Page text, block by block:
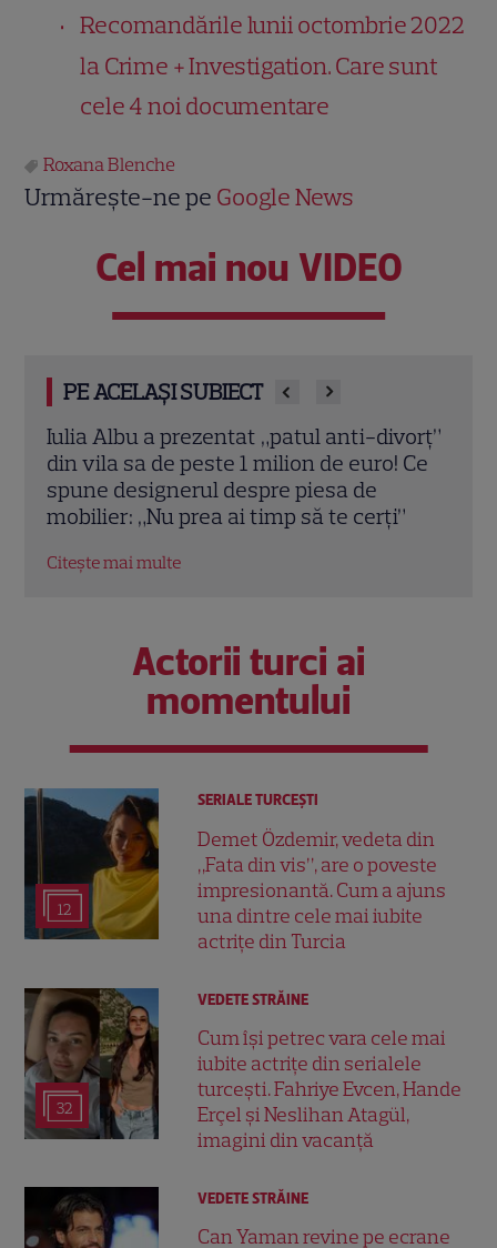
Recomandările lunii octombrie 2022
la Crime + Investigation. Care sunt
cele 4 noi documentare
Roxana Blenche
Urmărește-ne pe Google News
Cel mai nou VIDEO
PE ACELAȘI SUBIECT
Teo Trandafir, despre viața după ce fiica
ei, Maia, a plecat de acasă: „Legătura
dintre noi nu ne-o ia nimeni”
Actorii turci ai
momentului
12
SERIALE TURCEŞTI
Demet Özdemir, vedeta din
„Fata din vis”, are o poveste
impresionantă. Cum a ajuns
una dintre cele mai iubite
actrițe din Turcia
32
VEDETE STRĂINE
Cum își petrec vara cele mai
iubite actrițe din serialele
turcești. Fahriye Evcen, Hande
Erçel și Neslihan Atagül,
imagini din vacanță
VEDETE STRĂINE
Can Yaman revine pe ecrane